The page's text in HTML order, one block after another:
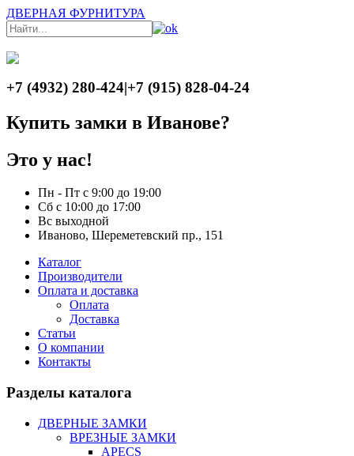
ДВЕРНАЯ ФУРНИТУРА
+7 (4932) 280-424|+7 (915) 828-04-24
Купить замки в Иванове?
Это у нас!
Пн - Пт с 9:00 до 19:00
Сб с 10:00 до 17:00
Вс выходной
Иваново, Шереметевский пр., 151
Каталог
Производители
Оплата и доставка
Оплата
Доставка
Статьи
О компании
Контакты
Разделы каталога
ДВЕРНЫЕ ЗАМКИ
ВРЕЗНЫЕ ЗАМКИ
APECS